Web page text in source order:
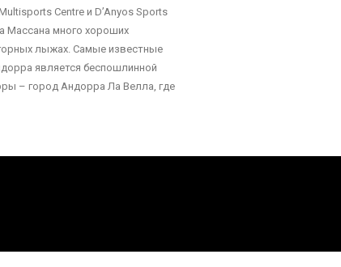
Centre и D’Anyos Sports
Массана много хороших
лыжах. Самые известные
является беспошлинной
– город Андорра Ла Велла, где